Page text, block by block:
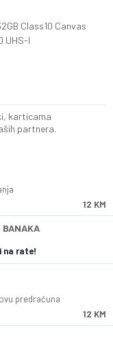
Class10 Canvas
UHS-I
karticama
partnera.
12 KM
BANAKA
na rate!
predračuna
12 KM